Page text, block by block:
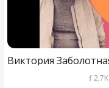
2,7K